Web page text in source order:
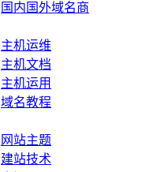
国内国外域名商
主机运维
主机文档
主机运用
域名教程
网站主题
建站技术